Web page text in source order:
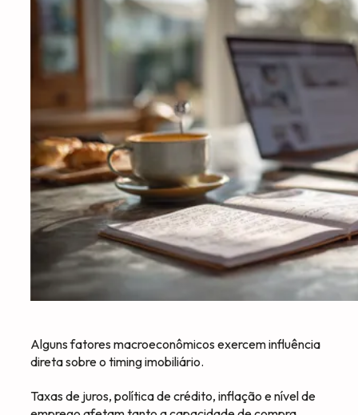
Alguns fatores macroeconômicos exercem influência
direta sobre o timing imobiliário.
Taxas de juros, política de crédito, inflação e nível de